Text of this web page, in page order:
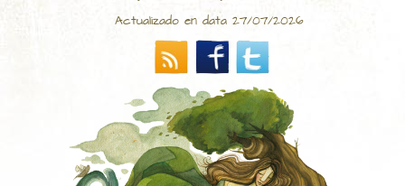
Actualizado en data 27/07/2026